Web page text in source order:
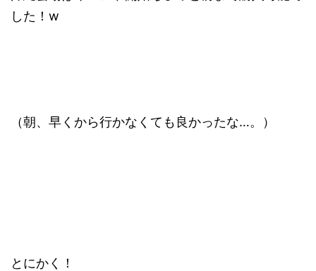
した！w
（朝、早くから行かなくても良かったな…。）
とにかく！